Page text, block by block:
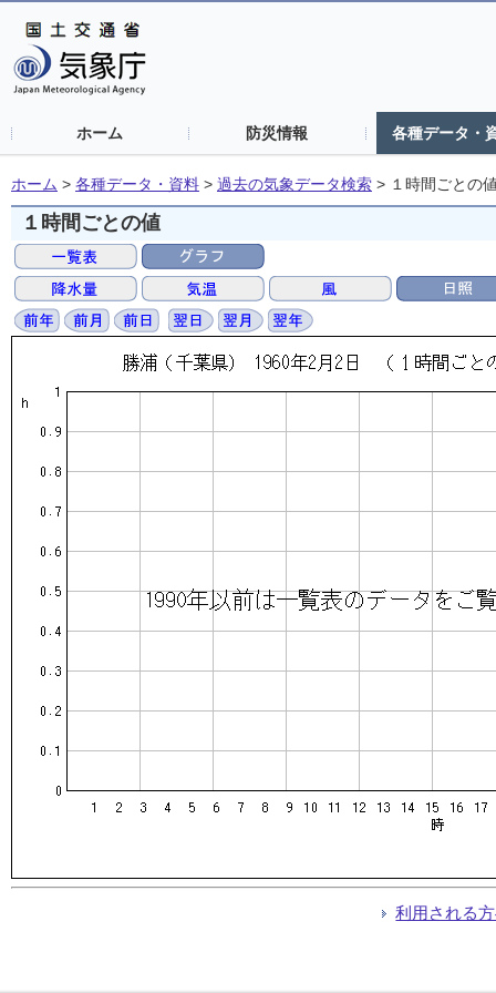
ホーム 防災情報 各種データ・
ホーム > 各種データ・資料 > 過去の気象データ検索 > １時間ごとの
１時間ごとの値
利用される